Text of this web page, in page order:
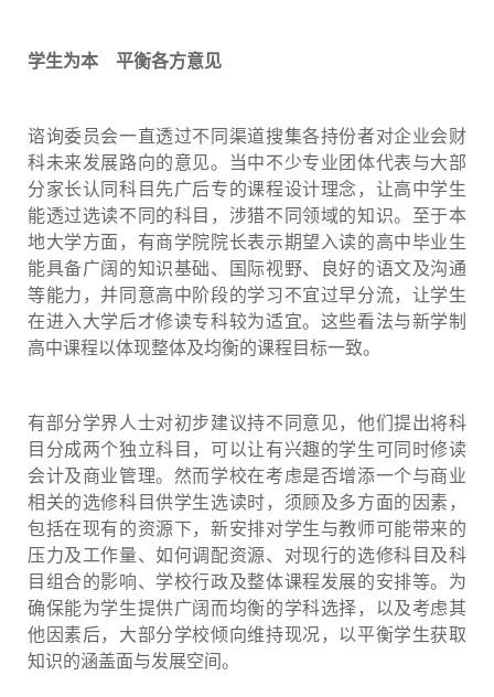
学生为本 平衡各方意见
谘询委员会一直透过不同渠道搜集各持份者对企业会财
科未来发展路向的意见。当中不少专业团体代表与大部
分家长认同科目先广后专的课程设计理念，让高中学生
能透过选读不同的科目，涉猎不同领域的知识。至于本
地大学方面，有商学院院长表示期望入读的高中毕业生
能具备广阔的知识基础、国际视野、良好的语文及沟通
等能力，并同意高中阶段的学习不宜过早分流，让学生
在进入大学后才修读专科较为适宜。这些看法与新学制
高中课程以体现整体及均衡的课程目标一致。
有部分学界人士对初步建议持不同意见，他们提出将科
目分成两个独立科目，可以让有兴趣的学生可同时修读
会计及商业管理。然而学校在考虑是否增添一个与商业
相关的选修科目供学生选读时，须顾及多方面的因素，
包括在现有的资源下，新安排对学生与教师可能带来的
压力及工作量、如何调配资源、对现行的选修科目及科
目组合的影响、学校行政及整体课程发展的安排等。为
确保能为学生提供广阔而均衡的学科选择，以及考虑其
他因素后，大部分学校倾向维持现况，以平衡学生获取
知识的涵盖面与发展空间。